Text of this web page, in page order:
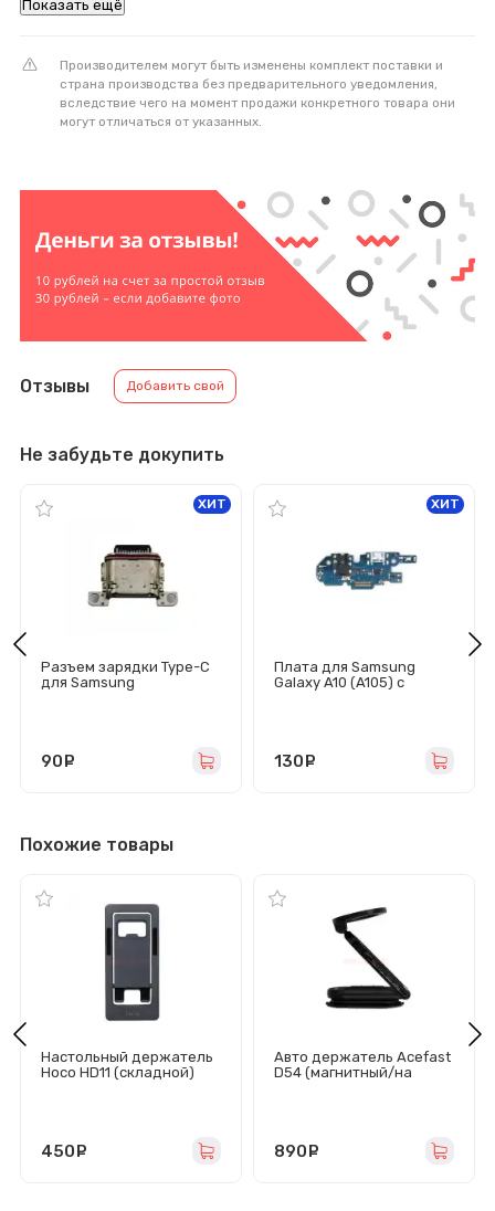
Показать ещё
Производителем могут быть изменены комплект поставки и
страна производства без предварительного уведомления,
вследствие чего на момент продажи конкретного товара они
могут отличаться от указанных.
Отзывы Добавить свой
Не забудьте докупить
Разъем зарядки Type-C
для Samsung
ХИТ
90
Плата для Samsung
Galaxy A10 (A105) с
ХИТ
130
Похожие товары
Настольный держатель
Hoco HD11 (складной)
450
Авто держатель Acefast
D54 (магнитный/на
890